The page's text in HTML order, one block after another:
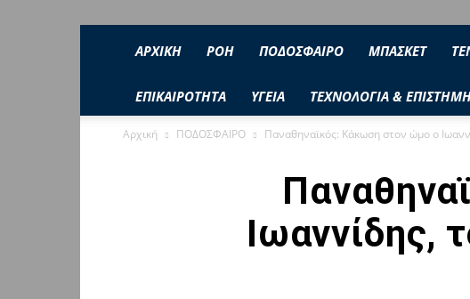
ΑΡΧΙΚΗ ΡΟΉ ΠΟΔΟΣΦΑΙΡΟ ΜΠΑΣΚΕΤ
ΕΠΙΚΑΙΡΟΤΗΤΑ ΥΓΕΙΑ ΤΕΧΝΟΛΟΓΙΑ &
Αρχική ΠΟΔΟΣΦΑΙΡΟ Παναθηναϊκός: Κάκωση στον ώμο ο
Ιωαννίδης,